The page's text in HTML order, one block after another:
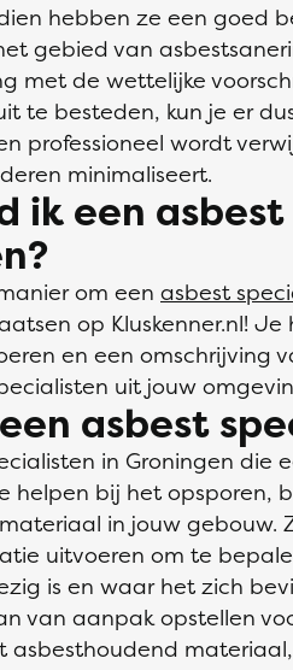
hebben ze een goed
gebied van
met de wettelijke
te besteden, kun je er
professioneel wordt
minimaliseert.
ik een
om een asbest
op Kluskenner.nl!
en een omschrijving
uit jouw
asbest
in Groningen die
helpen bij het opsporen,
in jouw gebouw.
uitvoeren om te
is en waar het zich
van aanpak opstellen
asbesthoudend